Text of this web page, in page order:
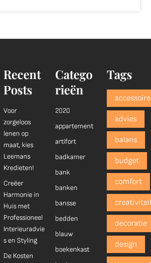
Recent
Posts
Voor
zorgeloos
lenen op
maat, kies
Leemans
Kredieten!
Creëer
Harmonie in
Huis met
Professioneel
Interieuradvie
s en Styling
De Kosten
Catego
rieën
2020
appartement
artifort
badkamer
bank
banken
bansse
bedden
blauw
boekenkast
Tags
advies
balans
budget
comfort
decoratie
design